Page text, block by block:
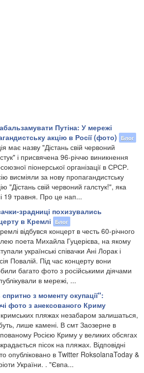
Путіна: У мережі
акцію в Росії (фото)
Блог
має назву "Дістань свій червоний
і присвячена 96-річчю виникнення
піонерської організації в СРСР.
висміяли за нову пропагандистську
"Дістань свій червоний галстук!", яка
19 травня. Про це нап...
зрадниці похизувались
в Кремлі
Блог
відбувся концерт в честь 60-річного
поета Михайла Гуцерієва, на якому
українські співачки Ані Лорак і
Повалій. Під час концерту вони
багато фото з російськими діячами
в мережі, ...
з моменту окупації":
фото з анексованого Криму
пляжах незабаром залишаться,
лише камені. В смт Заозерне в
Росією Криму у великих обсягах
пісок на пляжах. Відповідні
опубліковано в Twitter RoksolanaToday &
України. . "Євпа...